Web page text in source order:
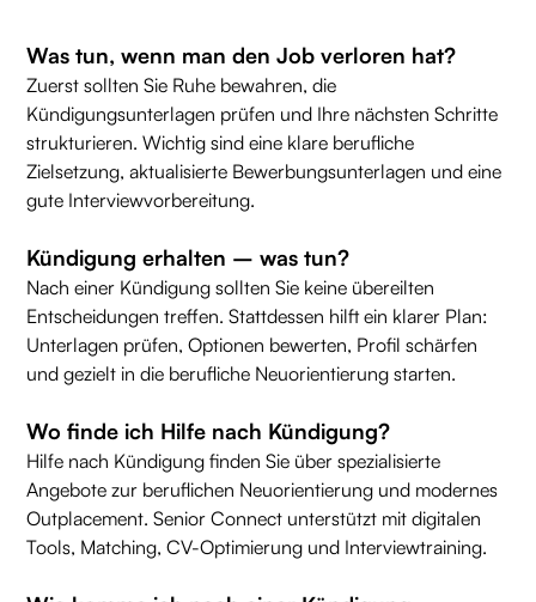
Was tun, wenn man den Job verloren hat?
Zuerst sollten Sie Ruhe bewahren, die
Kündigungsunterlagen prüfen und Ihre nächsten Schritte
strukturieren. Wichtig sind eine klare berufliche
Zielsetzung, aktualisierte Bewerbungsunterlagen und eine
gute Interviewvorbereitung.
Kündigung erhalten – was tun?
Nach einer Kündigung sollten Sie keine übereilten
Entscheidungen treffen. Stattdessen hilft ein klarer Plan:
Unterlagen prüfen, Optionen bewerten, Profil schärfen
und gezielt in die berufliche Neuorientierung starten.
Wo finde ich Hilfe nach Kündigung?
Hilfe nach Kündigung finden Sie über spezialisierte
Angebote zur beruflichen Neuorientierung und modernes
Outplacement. Senior Connect unterstützt mit digitalen
Tools, Matching, CV-Optimierung und Interviewtraining.